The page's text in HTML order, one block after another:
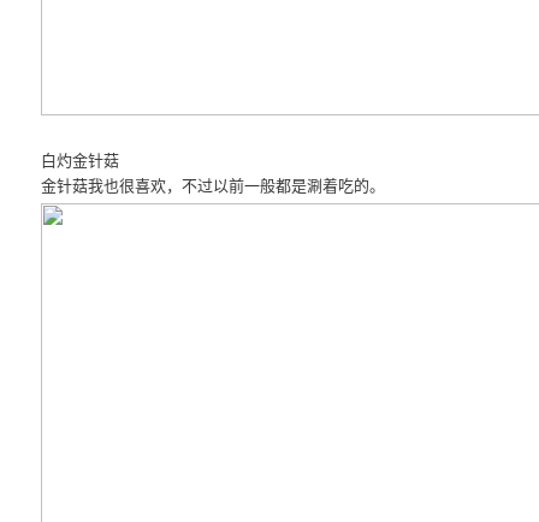
白灼金针菇
金针菇我也很喜欢，不过以前一般都是涮着吃的。